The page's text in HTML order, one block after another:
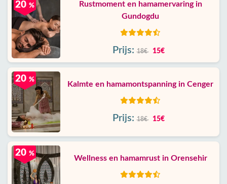
Rustmoment en hamamervaring in
Gundogdu
20 %
Prijs: 18€ 15€
Kalmte en hamamontspanning in Cenger
20 %
Prijs: 18€ 15€
Wellness en hamamrust in Orensehir
20 %